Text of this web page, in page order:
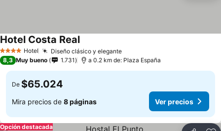
4 EstrellasHotel Diseño clásico y elegante
Hotel Costa Real
8,3 Muy bueno 1.731 a 0.2 km de: Plaza España
De $65.024
Mira precios de 8 páginas Ver precios
Opción destacada